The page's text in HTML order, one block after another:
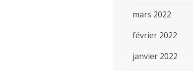
mars 2022
février 2022
janvier 2022